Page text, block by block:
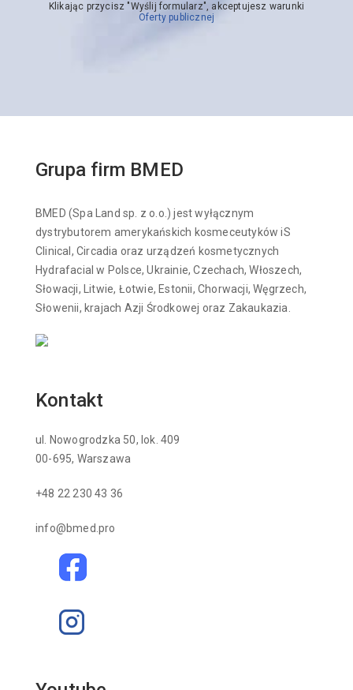
Klikając przycisz "Wyślij formularz", akceptujesz warunki
Oferty publicznej
Grupa firm BMED
BMED (Spa Land sp. z o.o.) jest wyłącznym
dystrybutorem amerykańskich kosmeceutyków iS
Clinical, Circadia oraz urządzeń kosmetycznych
Hydrafacial w Polsce, Ukrainie, Czechach, Włoszech,
Słowacji, Litwie, Łotwie, Estonii, Chorwacji, Węgrzech,
Słowenii, krajach Azji Środkowej oraz Zakaukazia.
Kontakt
ul. Nowogrodzka 50, lok. 409
00-695, Warszawa
+48 22 230 43 36
info@bmed.pro